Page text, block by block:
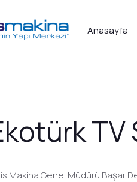
Anasayfa
TV
Makina Genel Müdürü Başar